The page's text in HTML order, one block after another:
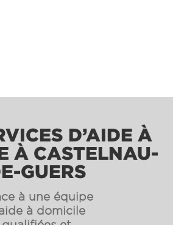
D’AIDE À
À CASTELNAU-
GUERS
à une équipe
à domicile